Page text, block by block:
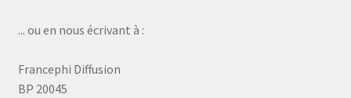
... ou en nous écrivant à :
Francephi Diffusion
BP 20045